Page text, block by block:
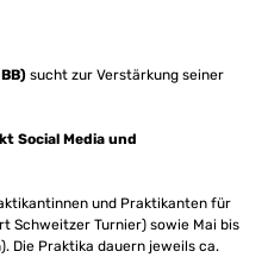
sucht zur Verstärkung seiner
Social Media und
und Praktikanten für
Schweitzer Turnier) sowie Mai bis
Die Praktika dauern jeweils ca.